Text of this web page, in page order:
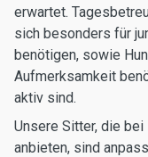
erwartet.
sich besonders für
benötigen, sowie
Aufmerksamkeit
aktiv sind.
Unsere Sitter, die
anbieten, sind